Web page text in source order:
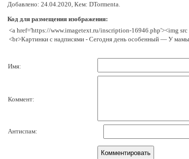
Добавлено: 24.04.2020, Кем: DTormenta.
Код для размещения изображения:
<a href='https://www.imagetext.ru/inscription-16946.php'><img
<br>Картинки с надписями - Сегодня день особенный — У
Имя:
Коммент:
Антиспам: